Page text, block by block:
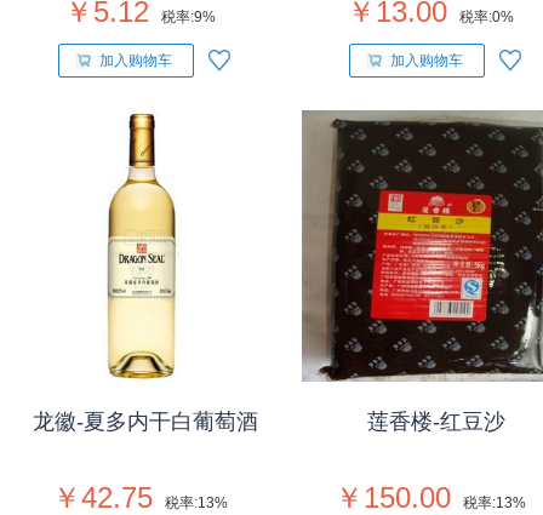
￥5.12 税率:9%
加入购物车
￥13.00 税率:0%
加入购物车
龙徽-夏多内干白葡萄酒
￥42.75 税率:13%
莲香楼-红豆沙
￥150.00 税率:13%